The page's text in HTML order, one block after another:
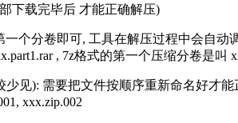
下载完毕后 才能正确解压)
个分卷即可, 工具在解压过程中会自
, 7z格式的第一个压缩分卷是
见): 需要把文件按顺序重新命名好才能
xxx.zip.002